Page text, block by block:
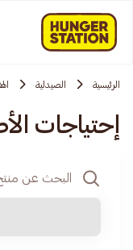
الرئيسية الصيدلية
إحتياجات